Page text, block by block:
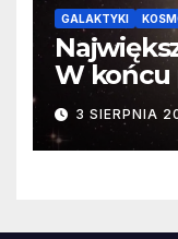
GALAKTYKI
W końcu
3 SIERPNIA